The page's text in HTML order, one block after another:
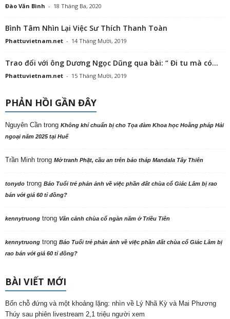
Đào Văn Bình - 18 Tháng Ba, 2020
Bình Tâm Nhìn Lại Việc Sư Thích Thanh Toàn
Phattuvietnam.net - 14 Tháng Mười, 2019
Trao đổi với ông Dương Ngọc Dũng qua bài: “ Đi tu mà có...
Phattuvietnam.net - 15 Tháng Mười, 2019
PHẢN HỒI GẦN ĐÂY
Nguyên Cần trong Không khí chuẩn bị cho Tọa đàm Khoa học Hoằng pháp Hải
ngoại năm 2025 tại Huế
Trần Minh trong Mở tranh Phật, cầu an trên bảo tháp Mandala Tây Thiên
tonydo trong Báo Tuổi trẻ phản ảnh về việc phần đất chùa cổ Giác Lâm bị rao
bán với giá 60 tỉ đồng?
kennytruong trong Vãn cảnh chùa cổ ngàn năm ở Triều Tiên
kennytruong trong Báo Tuổi trẻ phản ảnh về việc phần đất chùa cổ Giác Lâm bị
rao bán với giá 60 tỉ đồng?
BÀI VIẾT MỚI
Bốn chỗ đứng và một khoảng lặng: nhìn về Lý Nhã Kỳ và Mai Phương
Thúy sau phiên livestream 2,1 triệu người xem